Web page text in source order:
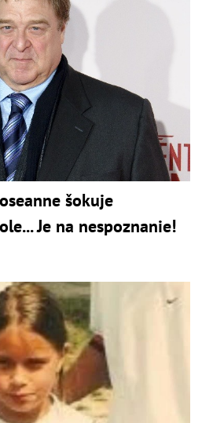
šokuje
Je na nespoznanie!